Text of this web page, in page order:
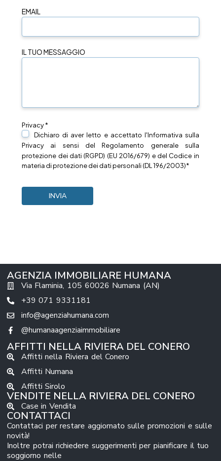
EMAIL
IL TUO MESSAGGIO
Privacy *
Dichiaro di aver letto e accettato l'Informativa sulla
Privacy ai sensi del Regolamento generale sulla
protezione dei dati (RGPD) (EU 2016/679) e del Codice in
materia di protezione dei dati personali (DL 196/2003)*
AGENZIA IMMOBILIARE HUMANA
Via Flaminia, 105 60026 Numana (AN)
+39 071 9331181
info@agenziahumana.com
@humanaagenziaimmobiliare
AFFITTI NELLA RIVIERA DEL CONERO
Affitti nella Riviera del Conero
Affitti Numana
Affitti Sirolo
VENDITE NELLA RIVIERA DEL CONERO
Case in Vendita
CONTATTACI
Contattaci per restare aggiornato sulle promozioni e sulle
novità!
Inoltre potrai richiedere suggerimenti per pianificare il tuo
soggiorno nelle